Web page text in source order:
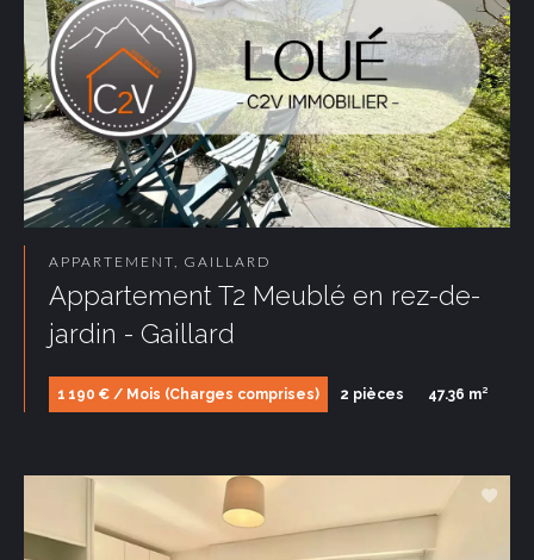
APPARTEMENT, GAILLARD
Appartement T2 Meublé en rez-de-
jardin - Gaillard
1 190 € / Mois (Charges comprises) 2 pièces 47.36 m²